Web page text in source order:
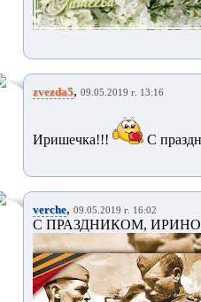
zvezda5, 09.05.2019 г. 13:16
Иришечка!!! С
verche, 09.05.2019 г. 16:02
С ПРАЗДНИКОМ,